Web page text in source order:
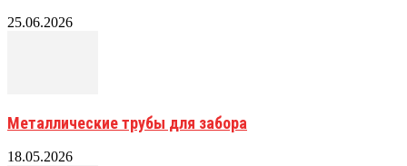
25.06.2026
Металлические трубы для забора
18.05.2026